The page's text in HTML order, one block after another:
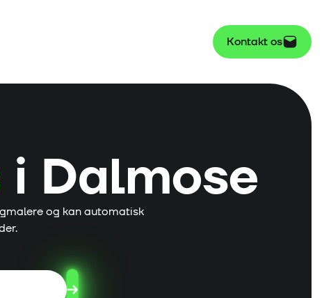
Kontakt os
i Dalmose
og kan automatisk